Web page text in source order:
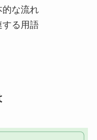
的な流れ
する用語